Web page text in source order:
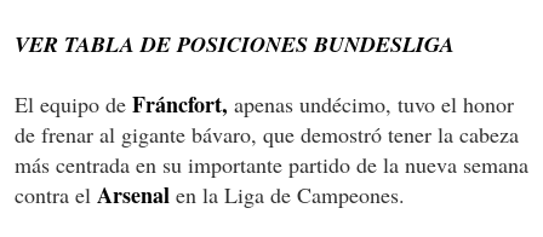
VER TABLA DE POSICIONES BUNDESLIGA
El equipo de Fráncfort, apenas undécimo, tuvo el honor
de frenar al gigante bávaro, que demostró tener la cabeza
más centrada en su importante partido de la nueva semana
contra el Arsenal en la Liga de Campeones.